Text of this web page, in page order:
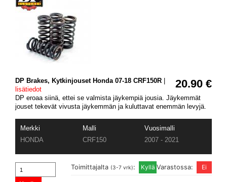
20.90 €
DP Brakes, Kytkinjouset Honda 07-18 CRF150R
lisätiedot
DP eroaa siinä, ettei se valmista jäykempiä jousia. Jäykemmät
jouset tekevät vivusta jäykemmän ja kuluttavat enemmän levyjä.
Merkki Malli
Vuosimalli
HONDA
CRF150 2007 - 2021
Varastossa:
Toimittajalta (3-7 vrk):